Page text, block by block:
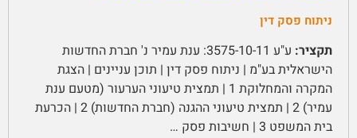
ניתוח פסק דין
תקציר:
ע"ע 3575-10-11: ענת עמיר נ' חברת החדשות
הישראלית בע"מ | ניתוח פסק דין | תוכן עניינים | הצגת
המקרה והמחלוקת 1 | תמצית טיעוני הערעור (מטעם ענת
עמיר) 2 | תמצית טיעוני ההגנה (חברת החדשות) 2 | הכרעת
בית המשפט 3 | חשיבות פסק …